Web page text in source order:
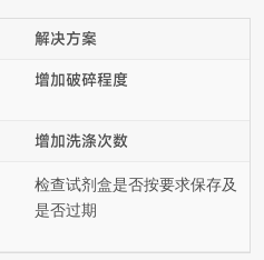
解决方案
增加破碎程度
增加洗涤次数
检查试剂盒是否按要求保存及
是否过期